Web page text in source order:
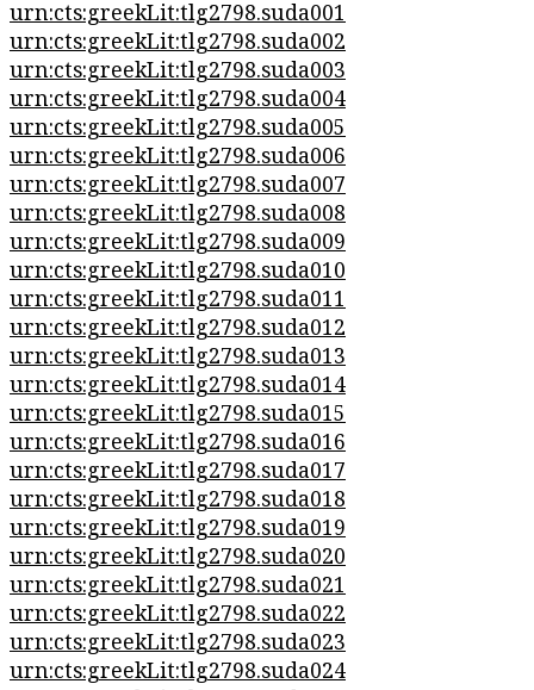
urn:cts:greekLit:tlg2798.suda001
urn:cts:greekLit:tlg2798.suda002
urn:cts:greekLit:tlg2798.suda003
urn:cts:greekLit:tlg2798.suda004
urn:cts:greekLit:tlg2798.suda005
urn:cts:greekLit:tlg2798.suda006
urn:cts:greekLit:tlg2798.suda007
urn:cts:greekLit:tlg2798.suda008
urn:cts:greekLit:tlg2798.suda009
urn:cts:greekLit:tlg2798.suda010
urn:cts:greekLit:tlg2798.suda011
urn:cts:greekLit:tlg2798.suda012
urn:cts:greekLit:tlg2798.suda013
urn:cts:greekLit:tlg2798.suda014
urn:cts:greekLit:tlg2798.suda015
urn:cts:greekLit:tlg2798.suda016
urn:cts:greekLit:tlg2798.suda017
urn:cts:greekLit:tlg2798.suda018
urn:cts:greekLit:tlg2798.suda019
urn:cts:greekLit:tlg2798.suda020
urn:cts:greekLit:tlg2798.suda021
urn:cts:greekLit:tlg2798.suda022
urn:cts:greekLit:tlg2798.suda023
urn:cts:greekLit:tlg2798.suda024